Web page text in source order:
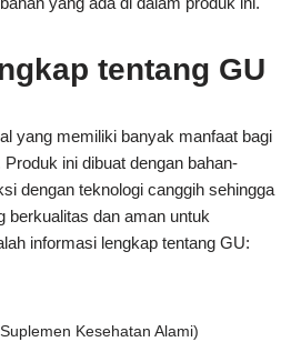
tentang GU
yang memiliki banyak manfaat bagi
ini dibuat dengan bahan-
dengan teknologi canggih sehingga
berkualitas dan aman untuk
informasi lengkap tentang GU:
Kesehatan Alami)